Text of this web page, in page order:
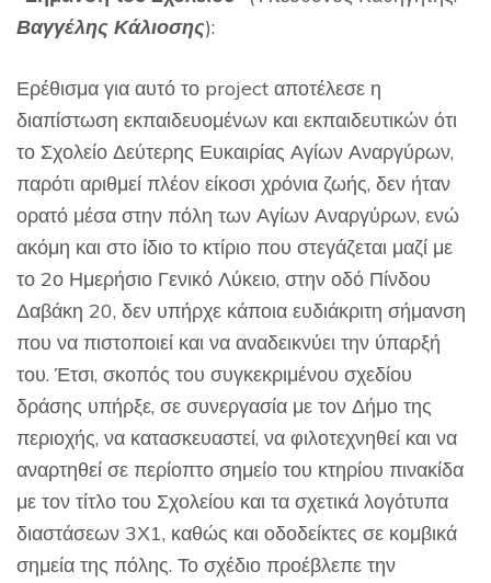
Βαγγέλης Κάλιοσης):
Ερέθισμα για αυτό το project αποτέλεσε η
διαπίστωση εκπαιδευομένων και εκπαιδευτικών ότι
το Σχολείο Δεύτερης Ευκαιρίας Αγίων Αναργύρων,
παρότι αριθμεί πλέον είκοσι χρόνια ζωής, δεν ήταν
ορατό μέσα στην πόλη των Αγίων Αναργύρων, ενώ
ακόμη και στο ίδιο το κτίριο που στεγάζεται μαζί με
το 2ο Ημερήσιο Γενικό Λύκειο, στην οδό Πίνδου
Δαβάκη 20, δεν υπήρχε κάποια ευδιάκριτη σήμανση
που να πιστοποιεί και να αναδεικνύει την ύπαρξή
του. Έτσι, σκοπός του συγκεκριμένου σχεδίου
δράσης υπήρξε, σε συνεργασία με τον Δήμο της
περιοχής, να κατασκευαστεί, να φιλοτεχνηθεί και να
αναρτηθεί σε περίοπτο σημείο του κτηρίου πινακίδα
με τον τίτλο του Σχολείου και τα σχετικά λογότυπα
διαστάσεων 3Χ1, καθώς και οδοδείκτες σε κομβικά
σημεία της πόλης. Το σχέδιο προέβλεπε την